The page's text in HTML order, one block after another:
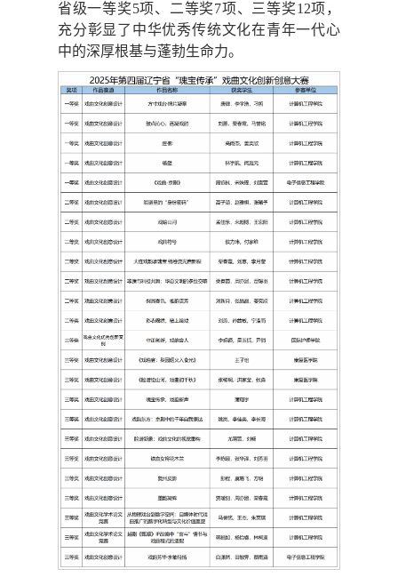
省级一等奖5项、二等奖7项、三等奖12项，
充分彰显了中华优秀传统文化在青年一代心
中的深厚根基与蓬勃生命力。